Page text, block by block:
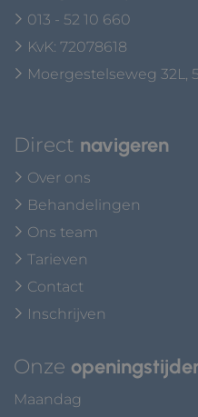
013 - 52 10 660
KvK: 72078618
Moergestelseweg 32L,
Direct navigeren
Over ons
Behandelingen
Ons team
Tarieven
Contact
Inschrijven
Onze
Maandag